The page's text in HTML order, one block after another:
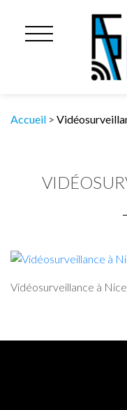
Accueil >
Vidéosurveillance à Nice